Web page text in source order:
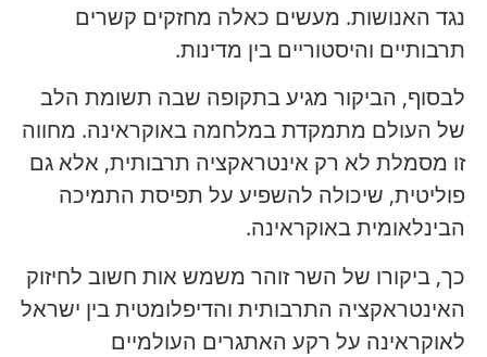
נגד האנושות. מעשים כאלה מחזקים קשרים
תרבותיים והיסטוריים בין מדינות.
לבסוף, הביקור מגיע בתקופה שבה תשומת הלב
של העולם מתמקדת במלחמה באוקראינה. מחווה
זו מסמלת לא רק אינטראקציה תרבותית, אלא גם
פוליטית, שיכולה להשפיע על תפיסת התמיכה
הבינלאומית באוקראינה.
כך, ביקורו של השר זוהר משמש אות חשוב לחיזוק
האינטראקציה התרבותית והדיפלומטית בין ישראל
לאוקראינה על רקע האתגרים העולמיים